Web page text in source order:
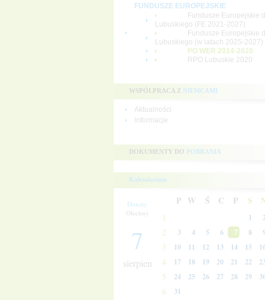
FUNDUSZE EUROPEJSKIE
Fundusze Europejskie
Lubuskiego (FE 2021-2027)
Fundusze Europejskie
Lubuskiego (w latach 2025-2027)
PO WER 2014-2020
RPO Lubuskie 2020
WSPÓŁPRACA Z NIEMCAMI
Aktualności
Informacje
DOKUMENTY DO POBRANIA
Kalendarium
Donaty
Olechny
7
sierpien
P W Ś C P S
1 1 2
2 3 4 5 6 7 8
3 10 11 12 13 14 15
4 17 18 19 20 21 22
5 24 25 26 27 28 29
6 31